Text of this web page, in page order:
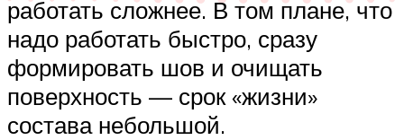
работать сложнее. В том плане, что
надо работать быстро, сразу
формировать шов и очищать
поверхность — срок «жизни»
состава небольшой.